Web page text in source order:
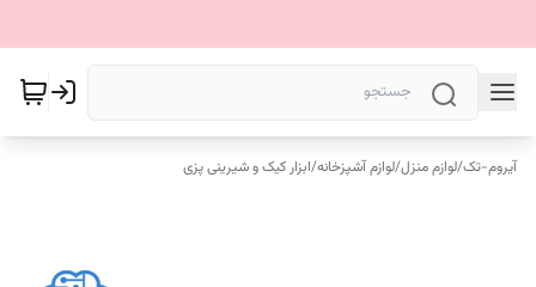
آیروم-تک/لوازم منزل/لوازم آشپزخانه/ابزار کیک و شیرینی پزی